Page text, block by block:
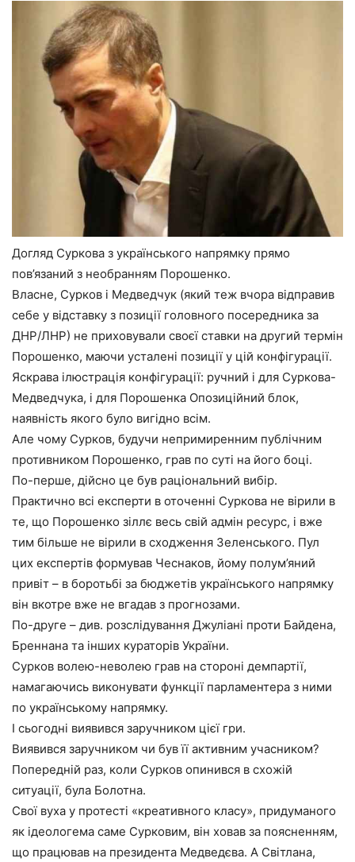
Догляд Суркова з українського напрямку прямо
пов’язаний з необранням Порошенко.
Власне, Сурков і Медведчук (який теж вчора відправив
себе у відставку з позиції головного посередника за
ДНР/ЛНР) не приховували своєї ставки на другий термін
Порошенко, маючи усталені позиції у цій конфігурації.
Яскрава ілюстрація конфігурації: ручний і для Суркова-
Медведчука, і для Порошенка Опозиційний блок,
наявність якого було вигідно всім.
Але чому Сурков, будучи непримиренним публічним
противником Порошенко, грав по суті на його боці.
По-перше, дійсно це був раціональний вибір.
Практично всі експерти в оточенні Суркова не вірили в
те, що Порошенко зіллє весь свій адмін ресурс, і вже
тим більше не вірили в сходження Зеленського. Пул
цих експертів формував Чеснаков, йому полум’яний
привіт – в боротьбі за бюджетів українського напрямку
він вкотре вже не вгадав з прогнозами.
По-друге – див. розслідування Джуліані проти Байдена,
Бреннана та інших кураторів України.
Сурков волею-неволею грав на стороні демпартії,
намагаючись виконувати функції парламентера з ними
по українському напрямку.
І сьогодні виявився заручником цієї гри.
Виявився заручником чи був її активним учасником?
Попередній раз, коли Сурков опинився в схожій
ситуації, була Болотна.
Свої вуха у протесті «креативного класу», придуманого
як ідеологема саме Сурковим, він ховав за поясненням,
що працював на президента Медведєва. А Світлана,